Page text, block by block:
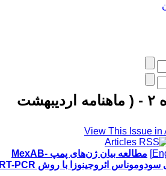
دوره ۲۵، شماره ۲ - ( ماهنامه اردیبهشت
مطالعه بیان ژن‌های پمپ MexAB-